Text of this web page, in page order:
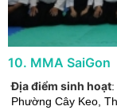
10. MMA SaiGon
Địa điểm sinh hoạt:
Phường Cây Keo